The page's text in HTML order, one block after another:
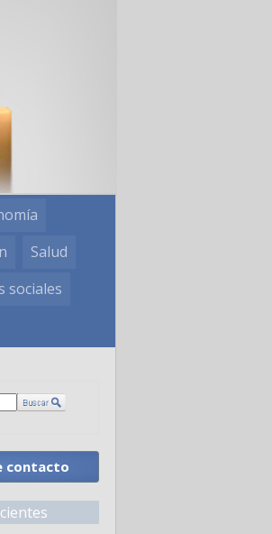
Salud
sociales
contacto